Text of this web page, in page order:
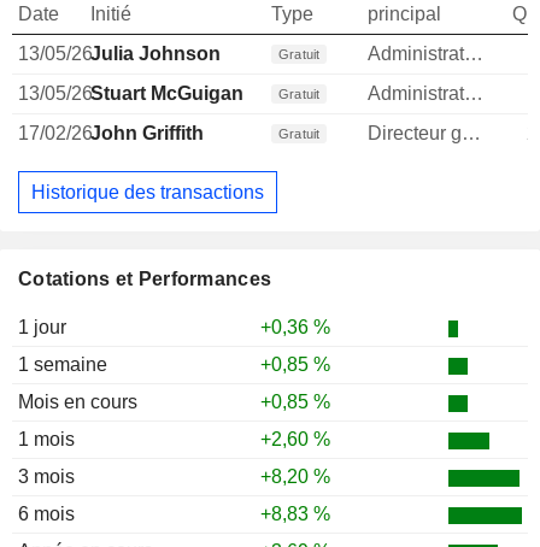
Cotations et Performances
1 jour
+0,36 %
1 semaine
+0,85 %
Mois en cours
+0,85 %
1 mois
+2,60 %
3 mois
+8,20 %
6 mois
+8,83 %
Date Initié Type
principal
13/05/26Julia Johnson Gratuit Administrateur
13/05/26Stuart McGuigan Gratuit Administrateur
17/02/26John Griffith Gratuit Directeur general
Historique des transactions